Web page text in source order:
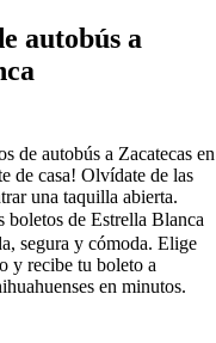
autobús a
de autobús a Zacatecas en
de casa! Olvídate de las
una taquilla abierta.
boletos de Estrella Blanca
segura y cómoda. Elige
y recibe tu boleto a
en minutos.